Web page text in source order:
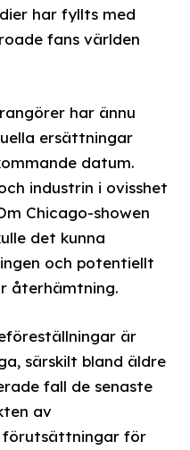
har fyllts med
fans världen
har ännu
ersättningar
datum.
industrin i ovisshet
Chicago-showen
det kunna
och potentiellt
återhämtning.
är
särskilt bland äldre
fall de senaste
av
förutsättningar för